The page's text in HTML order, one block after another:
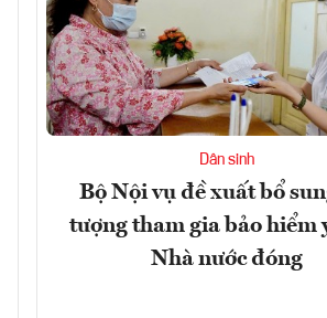
Dân sinh
Bộ Nội vụ đề xuất bổ
tượng tham gia bảo hiểm
Nhà nước đóng